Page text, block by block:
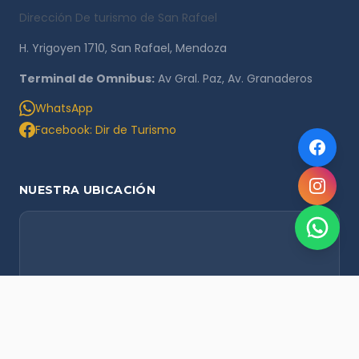
Dirección De turismo de San Rafael
H. Yrigoyen 1710, San Rafael, Mendoza
Terminal de Omnibus: Av Gral. Paz, Av. Granaderos
WhatsApp
Facebook: Dir de Turismo
NUESTRA UBICACIÓN